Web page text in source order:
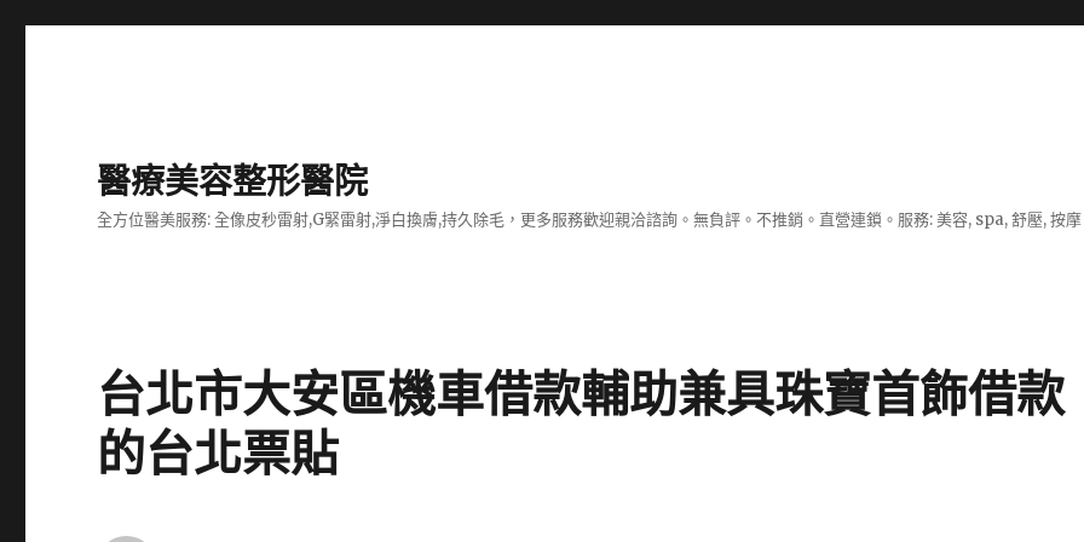
醫療美容整形醫院
全方位醫美服務: 全像皮秒雷射,G緊雷射,淨白換膚,持久除毛，更多服務歡迎親洽諮詢。無負評。不推銷。直營連鎖。服務: 美容, spa, 舒壓, 按摩
台北市大安區機車借款輔助兼具珠寶首飾借款
的台北票貼